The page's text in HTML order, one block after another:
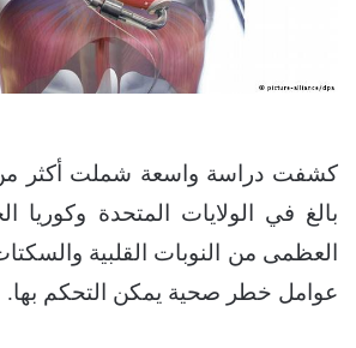
بالغ في الولايات المتحدة وكوريا
العظمى من النوبات القلبية
عوامل خطر صحية يمكن التحكم بها.